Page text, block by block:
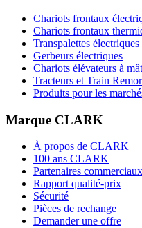
Chariots frontaux
Chariots frontaux
Transpalettes électriques
Gerbeurs électriques
Chariots élévateurs à
Tracteurs et Train
Produits pour les
Marque CLARK
À propos de CLARK
100 ans CLARK
Partenaires commerciaux
Rapport qualité-prix
Sécurité
Pièces de rechange
Demander une offre